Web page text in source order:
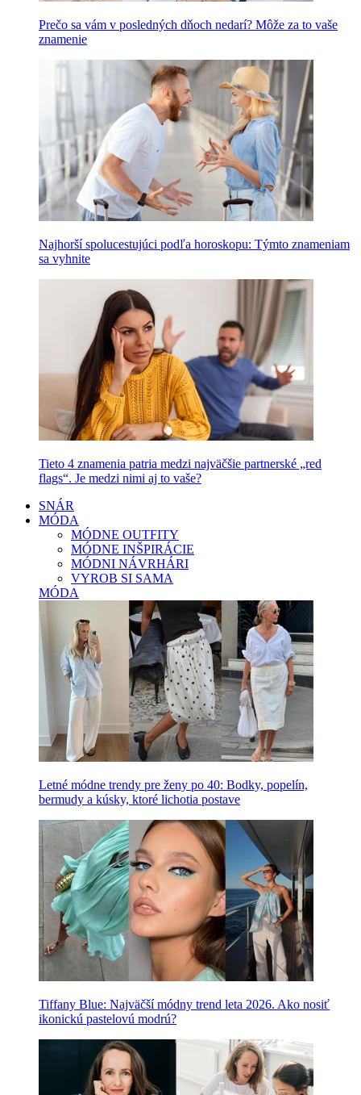
Prečo sa vám v posledných dňoch nedarí? Môže za to vaše
znamenie
Najhorší spolucestujúci podľa horoskopu: Týmto znameniam
sa vyhnite
Tieto 4 znamenia patria medzi najväčšie partnerské „red
flags“. Je medzi nimi aj to vaše?
SNÁR
MÓDA
MÓDNE OUTFITY
MÓDNE INŠPIRÁCIE
MÓDNI NÁVRHÁRI
VYROB SI SAMA
MÓDA
Letné módne trendy pre ženy po 40: Bodky, popelín,
bermudy a kúsky, ktoré lichotia postave
Tiffany Blue: Najväčší módny trend leta 2026. Ako nosiť
ikonickú pastelovú modrú?